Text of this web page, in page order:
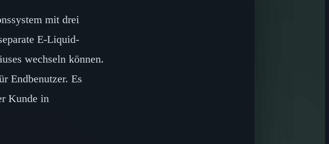
mit drei
E-Liquid-
wechseln können.
Endbenutzer. Es
Kunde in